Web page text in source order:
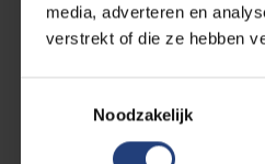
media, adverteren en
verstrekt of die ze hebben
Noodzakelijk
Bv.